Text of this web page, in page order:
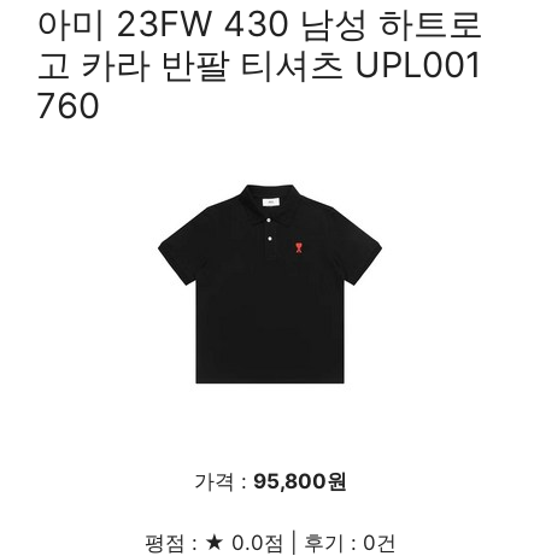
아미 23FW 430 남성 하트로
고 카라 반팔 티셔츠 UPL001
760
가격 : 95,800원
평점 : ★ 0.0점 | 후기 : 0건